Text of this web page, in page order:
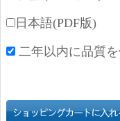
日本語(PDF版)
二年以内に品質